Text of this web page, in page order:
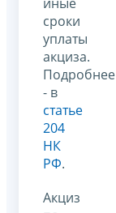
сроки
уплаты
акциза.
Подробнее
- в
статье
204
НК
РФ.
Акциз